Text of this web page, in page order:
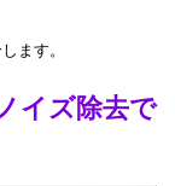
ます。
イズ除去で